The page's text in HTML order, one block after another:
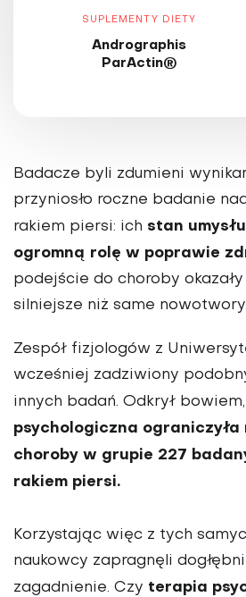
SUPLEMENTY DIETY
Andrographis
ParActin®
Badacze byli zdumieni
przyniosło roczne badanie
rakiem piersi: ich stan
ogromną rolę w poprawie
podejście do choroby
silniejsze niż same nowotwory.
Zespół fizjologów z
wcześniej zadziwiony
innych badań. Odkrył
psychologiczna
choroby w grupie 227
rakiem piersi.
Korzystając więc z tych
naukowcy zapragnęli
zagadnienie. Czy terapia